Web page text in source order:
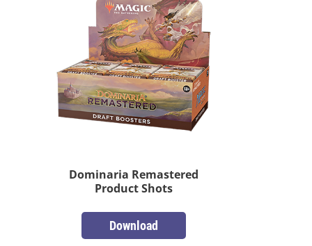
Dominaria Remastered
Product Shots
Download